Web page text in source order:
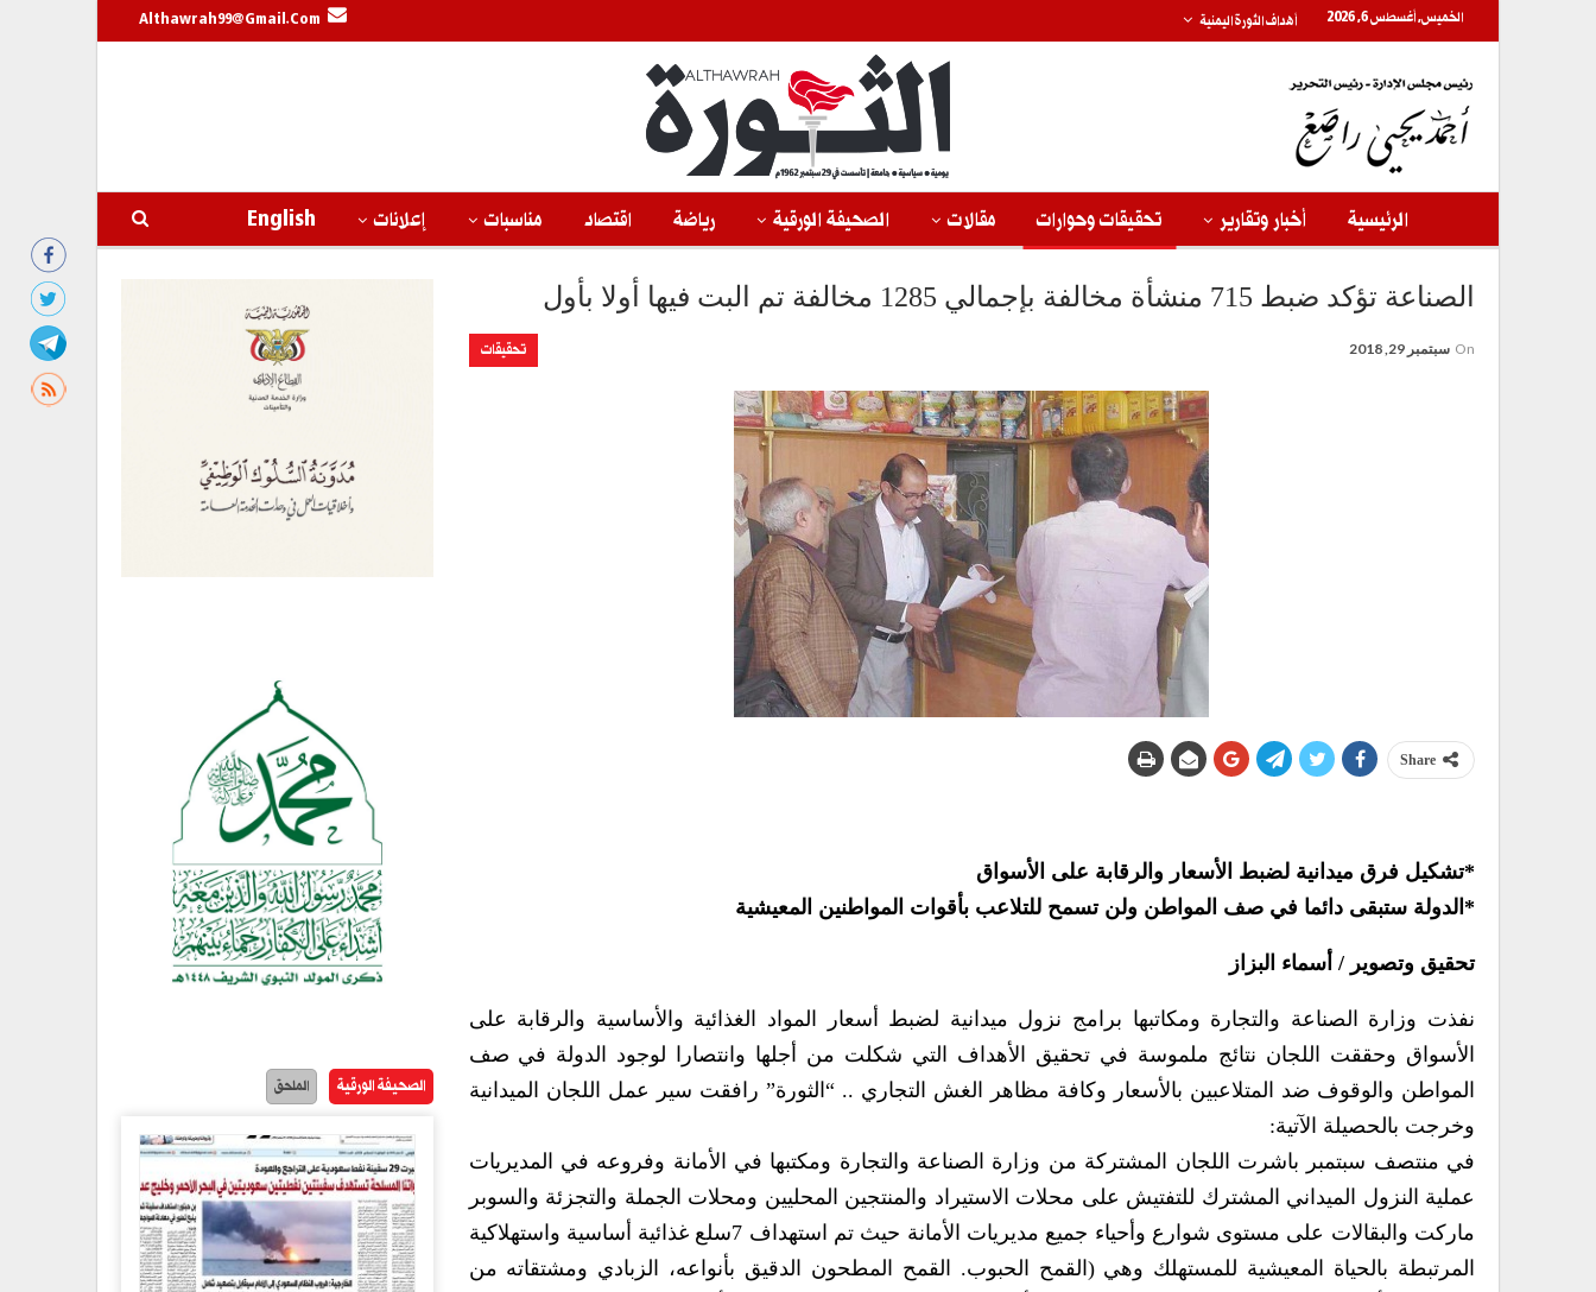
الخميس, أغسطس 6, 2026 أهداف الثورة اليمنية Althawrah99@gmail.com
الرئيسية أخبار وتقارير تحقيقات وحوارات مقالات الصحيفة الورقية رياضة اقتصاد مناسبات إعلانات English
الصناعة تؤكد ضبط 715 منشأة مخالفة بإجمالي 1285 مخالفة تم البت فيها أولا بأول
تحقيقات On سبتمبر 29, 2018
Share
*تشكيل فرق ميدانية لضبط الأسعار والرقابة على الأسواق
*الدولة ستبقى دائما في صف المواطن ولن تسمح للتلاعب بأقوات المواطنين المعيشية
تحقيق وتصوير / أسماء البزاز
نفذت وزارة الصناعة والتجارة ومكاتبها برامج نزول ميدانية لضبط أسعار المواد الغذائية والأساسية والرقابة على
الأسواق وحققت اللجان نتائج ملموسة في تحقيق الأهداف التي شكلت من أجلها وانتصارا لوجود الدولة في صف
المواطن والوقوف ضد المتلاعبين بالأسعار وكافة مظاهر الغش التجاري .. “الثورة” رافقت سير عمل اللجان الميدانية
وخرجت بالحصيلة الآتية:
في منتصف سبتمبر باشرت اللجان المشتركة من وزارة الصناعة والتجارة ومكتبها في الأمانة وفروعه في المديريات
عملية النزول الميداني المشترك للتفتيش على محلات الاستيراد والمنتجين المحليين ومحلات الجملة والتجزئة والسوبر
ماركت والبقالات على مستوى شوارع وأحياء جميع مديريات الأمانة حيث تم استهداف 7سلع غذائية أساسية واستهلاكية
المرتبطة بالحياة المعيشية للمستهلك وهي (القمح الحبوب. القمح المطحون الدقيق بأنواعه، الزبادي ومشتقاته من
الصحيفة الورقية الملحق